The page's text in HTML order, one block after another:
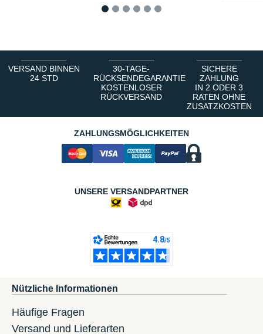
VERSAND BINNEN
24 STD
30-TAGE-
RÜCKSENDEGARANTIE
KOSTENLOSER
RÜCKVERSAND
SICHERE
ZAHLUNG
IN 2 ODER 3
RATEN OHNE
ZUSATZKOSTEN
ZAHLUNGSMÖGLICHKEITEN
UNSERE VERSANDPARTNER
Nützliche Informationen
Häufige Fragen
Versand und Lieferarten